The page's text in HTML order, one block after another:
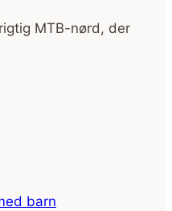
MTB-nørd, der
barn